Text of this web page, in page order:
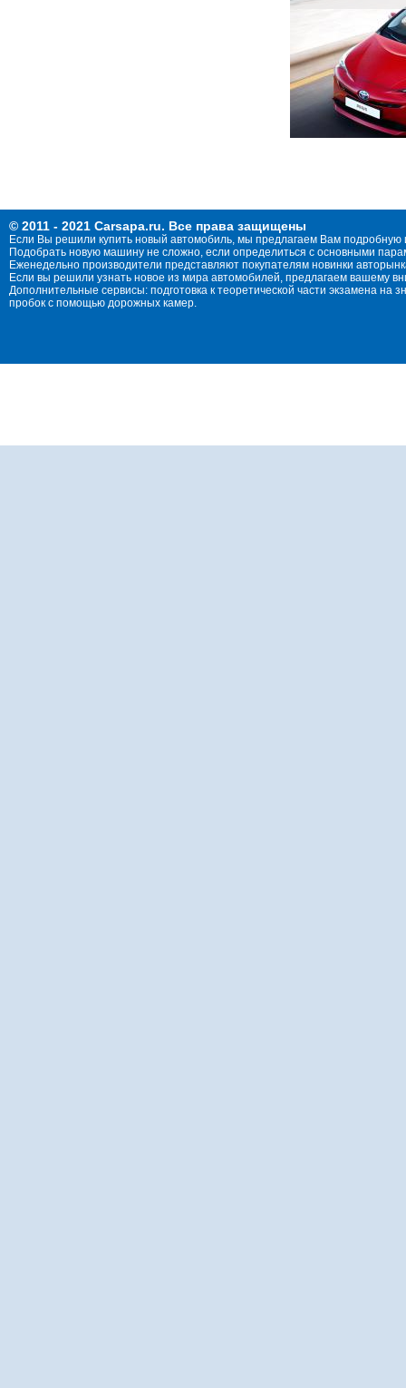
© 2011 - 2021 Carsapa.ru. Все права защищены
Если Вы решили купить новый автомобиль, мы предлагаем Вам
Подобрать новую машину не сложно, если определиться с основными
Еженедельно производители представляют покупателям новинки
Если вы решили узнать новое из мира автомобилей, предлагаем вашему
Дополнительные сервисы: подготовка к теоретической части экзамена
пробок с помощью дорожных камер.